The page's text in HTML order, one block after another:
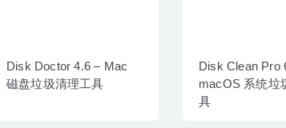
Disk Doctor 4.6 – Mac
磁盘垃圾清理工具
Disk Clean Pro
macOS 系统垃
具